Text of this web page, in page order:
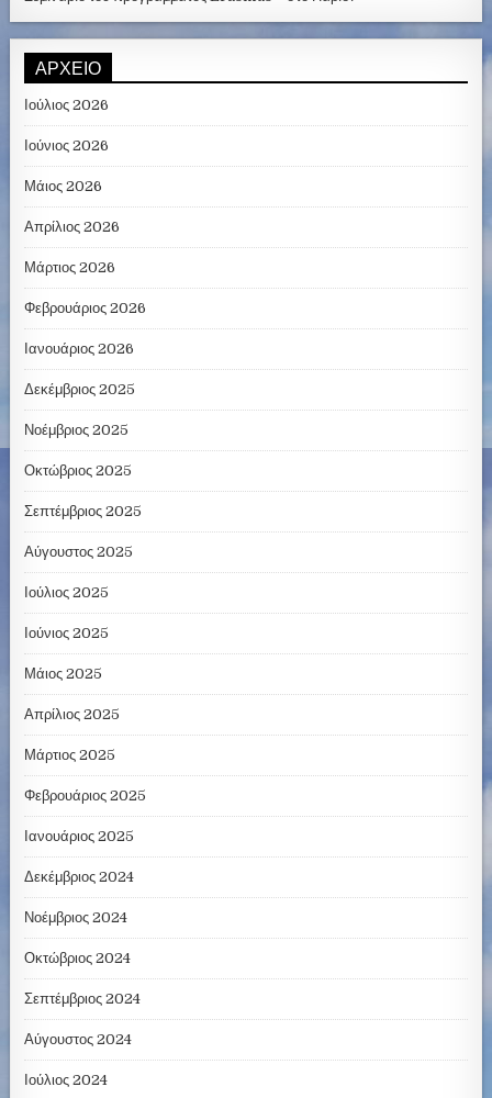
ΑΡΧΕΊΟ
Ιούλιος 2026
Ιούνιος 2026
Μάιος 2026
Απρίλιος 2026
Μάρτιος 2026
Φεβρουάριος 2026
Ιανουάριος 2026
Δεκέμβριος 2025
Νοέμβριος 2025
Οκτώβριος 2025
Σεπτέμβριος 2025
Αύγουστος 2025
Ιούλιος 2025
Ιούνιος 2025
Μάιος 2025
Απρίλιος 2025
Μάρτιος 2025
Φεβρουάριος 2025
Ιανουάριος 2025
Δεκέμβριος 2024
Νοέμβριος 2024
Οκτώβριος 2024
Σεπτέμβριος 2024
Αύγουστος 2024
Ιούλιος 2024